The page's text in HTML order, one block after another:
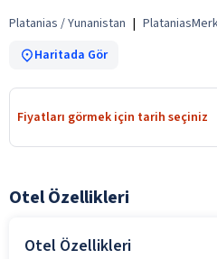
Platanias / Yunanistan | Platanias
Haritada Gör
Fiyatları görmek için tarih seçiniz
Otel Özellikleri
Otel Özellikleri